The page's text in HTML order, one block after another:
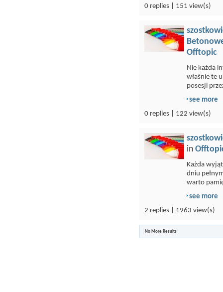
0 replies | 151 view(s)
Offtopic
Nie każda
właśnie te
posesji
see more
0 replies | 122 view(s)
in
Każda
dniu
warto
see more
2 replies | 1963 view(s)
No More Results